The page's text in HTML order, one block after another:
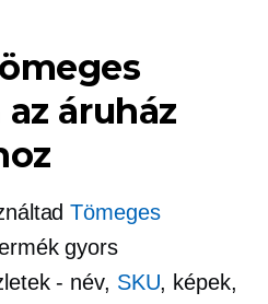
áruház
Tömeges
gyors
- név, SKU, képek,